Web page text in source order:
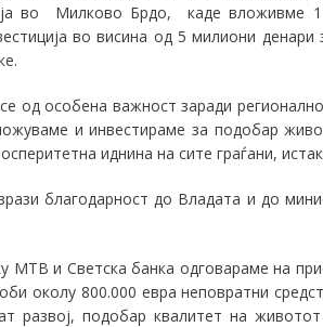
во Милково Брдо, каде вложивме
во висина од 5 милиони денари
од особена важност заради
и инвестираме за подобар
иднина на сите граѓани,
благодарност до Владата и до
МТВ и Светска банка одговараме на
околу 800.000 евра неповратни
развој, подобар квалитет на